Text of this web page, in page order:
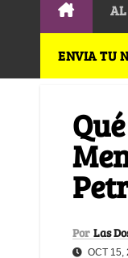
ENVIA TU
Por Las
OCT 15,